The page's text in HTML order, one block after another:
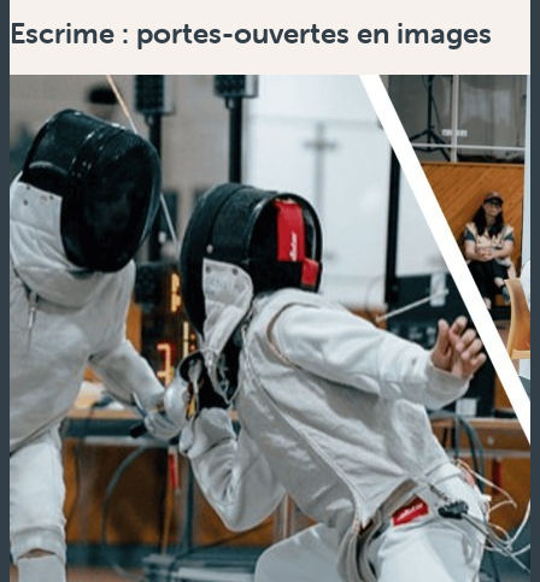
Escrime : portes-ouvertes en images